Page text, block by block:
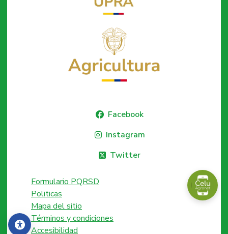
Accesibilidad
Facebook
Instagram
Twitter
Formulario PQRSD
Politicas
Mapa del sitio
Términos y condiciones
Accesibilidad